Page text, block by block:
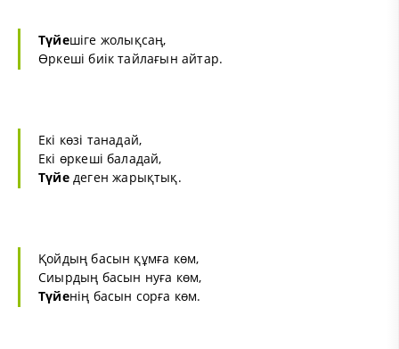
Түйешіге жолықсаң,
Өркеші биік тайлағын айтар.
Екі көзі танадай,
Екі өркеші баладай,
Түйедеген жарықтық.
Қойдың басын құмға көм,
Сиырдың басын нуға көм,
Түйенің басын сорға көм.